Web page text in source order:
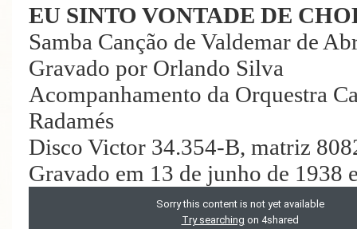
EU SINTO VONTADE DE
Samba Canção de Valdemar de
Gravado por Orlando Silva
Acompanhamento da Orquestra
Radamés
Disco Victor 34.354-B, matriz
Gravado em 13 de junho de 1938